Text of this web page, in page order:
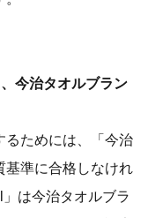
今治タオルブラン
るためには、「今治
基準に合格しなけれ
は今治タオルブラ